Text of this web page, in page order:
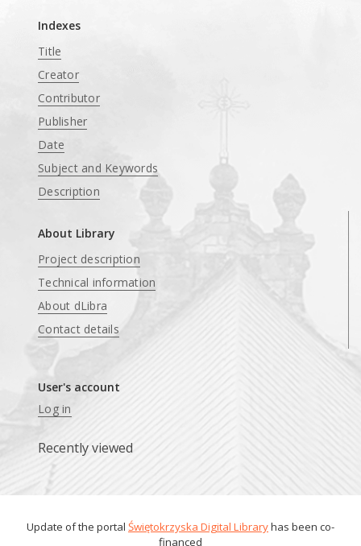
Indexes
Title
Creator
Contributor
Publisher
Date
Subject and Keywords
Description
About Library
Project description
Technical information
About dLibra
Contact details
User's account
Log in
Recently viewed
Update of the portal Świętokrzyska Digital Libraryhas been co-
financed